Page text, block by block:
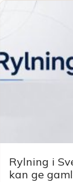
Rylning i
kan ge